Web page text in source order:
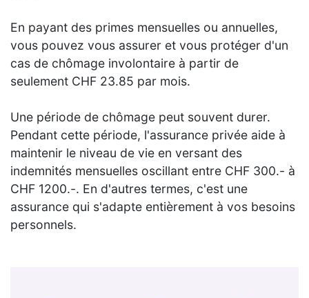
En payant des primes mensuelles ou annuelles,
vous pouvez vous assurer et vous protéger d'un
cas de chômage involontaire à partir de
seulement CHF 23.85 par mois.
Une période de chômage peut souvent durer.
Pendant cette période, l'assurance privée aide à
maintenir le niveau de vie en versant des
indemnités mensuelles oscillant entre CHF 300.- à
CHF 1200.-. En d'autres termes, c'est une
assurance qui s'adapte entièrement à vos besoins
personnels.